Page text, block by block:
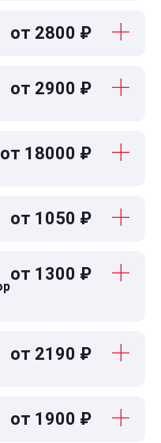
от 2800 ₽
от 2900 ₽
от 18000 ₽
от 1050 ₽
от 1300 ₽
от 2190 ₽
от 1900 ₽